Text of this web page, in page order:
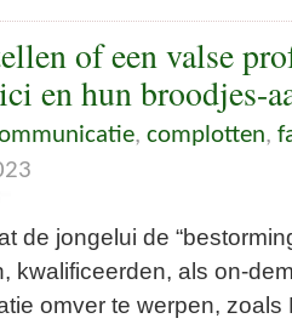
of een valse
en hun broodjes-
, complotten,
de jongelui de
kwalificeerden, als on-
omver te werpen, zoals